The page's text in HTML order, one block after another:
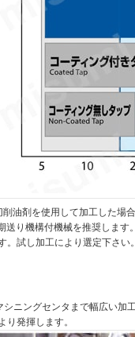
油剤を使用して加工した場合
り機構付機械を推奨します。
試し加工により選定下さい。
ニングセンタまで幅広い加工
り発揮します。